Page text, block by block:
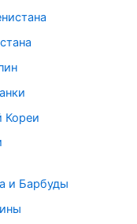
Кореи
и Барбуды